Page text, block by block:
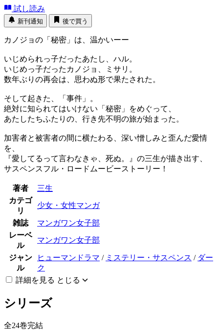
試し読み
新刊通知 後で買う
カノジョの「秘密」は、温かいーー
いじめられっ子だったあたし、ハル。
いじめっ子だったカノジョ、ミサリ。
数年ぶりの再会は、思わぬ形で果たされた。
そして起きた、「事件」。
絶対に知られてはいけない「秘密」をめぐって、
あたしたちふたりの、行き先不明の旅が始まった。
加害者と被害者の間に横たわる、深い憎しみと歪んだ愛情
を、
『愛してるって言わなきゃ、死ぬ。』の三生が描き出す、
サスペンスフル・ロードムービーストーリー！
著者
三生
カテゴ
リ
少女・女性マンガ
雑誌
マンガワン女子部
レーベ
ル
マンガワン女子部
ジャン
ル
ヒューマンドラマ / ミステリー・サスペンス / ダー
ク
詳細を見る とじる
シリーズ
全24巻完結